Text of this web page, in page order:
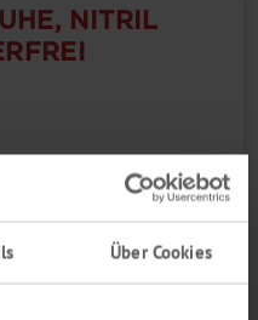
Über Cookies
NITRIL